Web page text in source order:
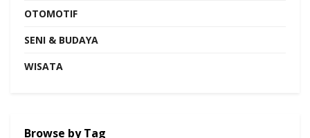
OTOMOTIF
SENI & BUDAYA
WISATA
Browse by Tag